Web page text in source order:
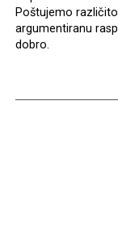
Poštujemo
argumentiranu
dobro.